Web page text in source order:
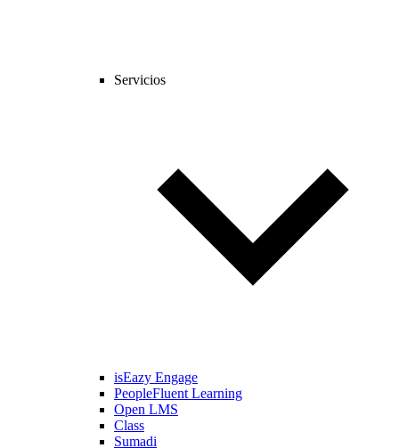
Servicios
isEazy Engage
PeopleFluent Learning
Open LMS
Class
Sumadi